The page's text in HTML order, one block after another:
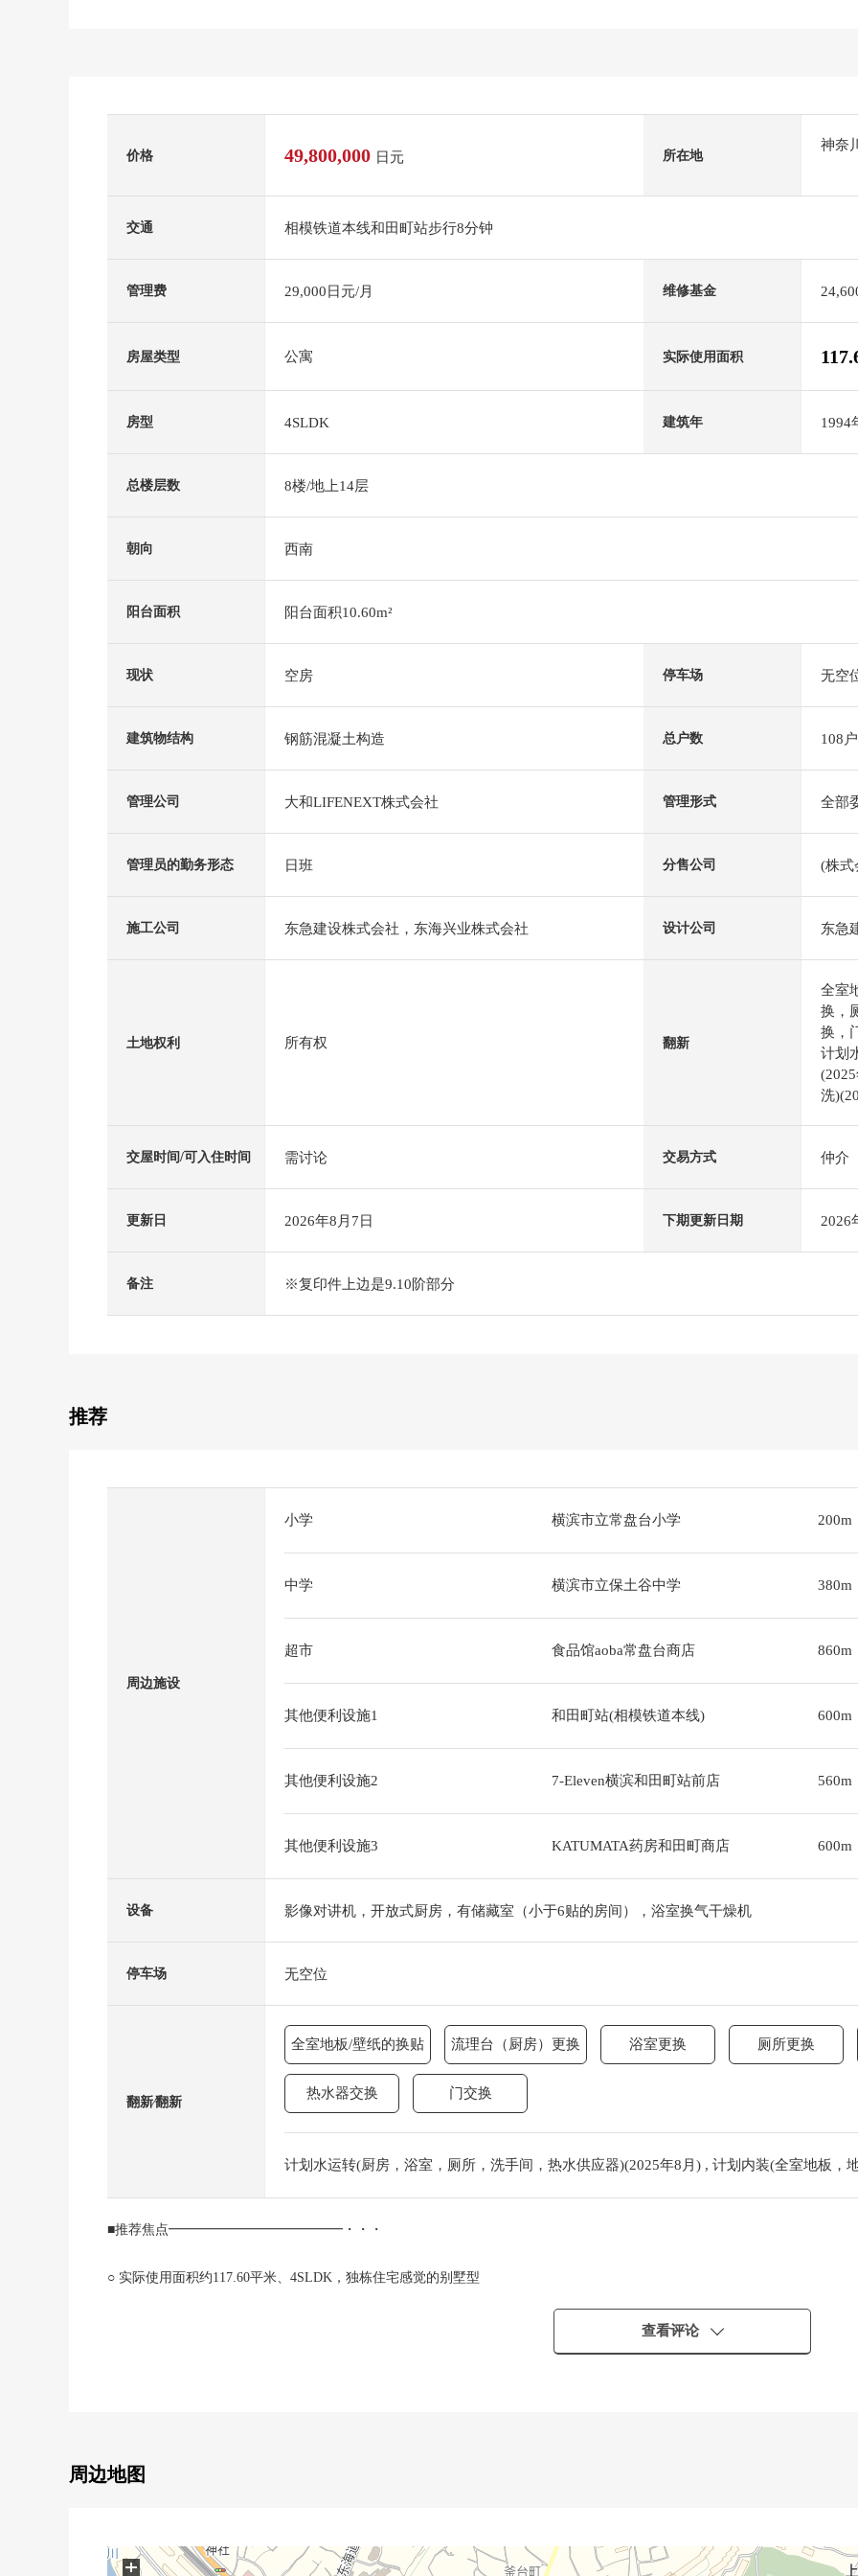
价格 49,800,000 日元 所在地
神奈
交通 相模铁道本线和田町站步行8分钟
管理费 29,000日元/月 维修基金
房屋类型 公寓 实际使用面积
房型 4SLDK 建筑年 1994
总楼层数 8楼/地上14层
朝向 西南
阳台面积 阳台面积10.60m²
现状 空房 停车场 无空
建筑物结构 钢筋混凝土构造 总户数 108户
管理公司 大和LIFENEXT株式会社 管理形式 全部
管理员的勤务形态 日班 分售公司 (株式
施工公司 东急建设株式会社，东海兴业株式会社 设计公司 东急
土地权利 所有权 翻新
全室
换，
换，
计划
洗
交屋时间/可入住时间 需讨论 交易方式 仲介
更新日 2026年8月7日 下期更新日期 2026
备注 ※复印件上边是9.10阶部分
推荐
周边施设
小学 横滨市立常盘台小学 200m
中学 横滨市立保土谷中学 380m
超市 食品馆aoba常盘台商店 860m
其他便利设施1 和田町站(相模铁道本线) 600m
其他便利设施2 7-Eleven横滨和田町站前店 560m
其他便利设施3 KATUMATA药房和田町商店 600m
设备 影像对讲机，开放式厨房，有储藏室（小于6贴的房间），浴室换气干燥机
停车场 无空位
翻新⁄翻新
全室地板/壁纸的换贴 流理台（厨房）更换 浴室更换 厕所更换
热水器交换 门交换
计划水运转(厨房，浴室，厕所，洗手间，热水供应器)(2025年8月) , 计划内装(全室地板，
■推荐焦点━━━━━━━━━━━━━・・・
○ 实际使用面积约117.60平米、4SLDK，独栋住宅感觉的别墅型
○ 厕所更换(1具容器型)
查看评论
周边地图
+